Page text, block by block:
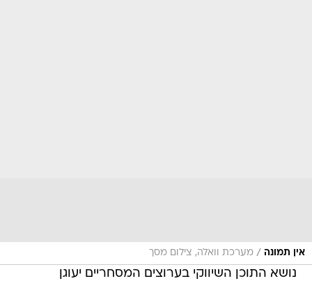
אין תמונה / מערכת וואלה, צילום מסך
נושא התוכן השיווקי בערוצים המסחריים יעוגן